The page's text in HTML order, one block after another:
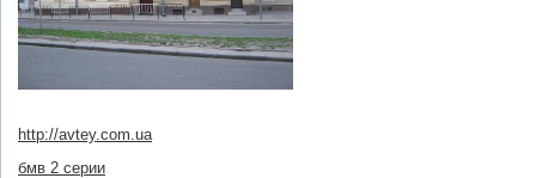
http://avtey.com.ua
бмв 2 серии